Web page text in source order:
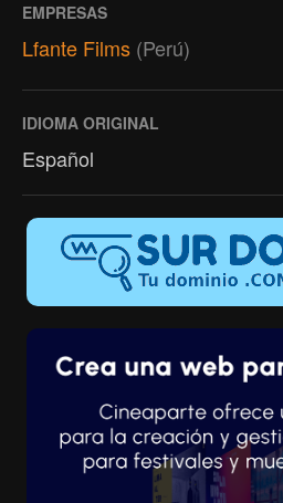
EMPRESAS
Lfante Films (Perú)
IDIOMA ORIGINAL
Español